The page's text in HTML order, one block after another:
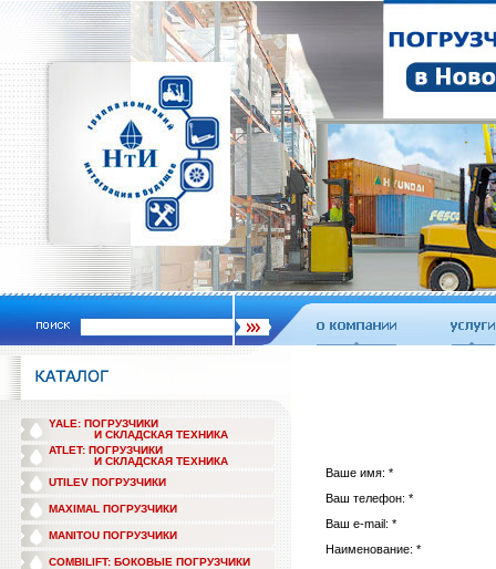
YALE: ПОГРУЗЧИКИ
И СКЛАДСКАЯ ТЕХНИКА
ATLET: ПОГРУЗЧИКИ
И СКЛАДСКАЯ ТЕХНИКА
UTILEV ПОГРУЗЧИКИ
MAXIMAL ПОГРУЗЧИКИ
MANITOU ПОГРУЗЧИКИ
COMBILIFT: БОКОВЫЕ ПОГРУЗЧИКИ
Ваше имя: *
Ваш телефон: *
Ваш e-mail: *
Наименование: *